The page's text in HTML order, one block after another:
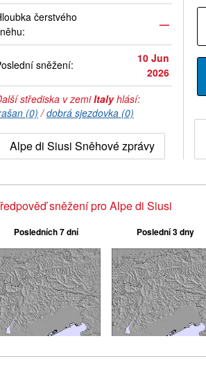
čerstvého
—
sněžení:
10 Jun
2026
střediska v zemiItalyhlásí:
(0)/dobrá sjezdovka (0)
Alpe di Siusi Sněhové zprávy
sněžení pro Alpe di Siusi
Posledních 7 dní Poslední 3 dny